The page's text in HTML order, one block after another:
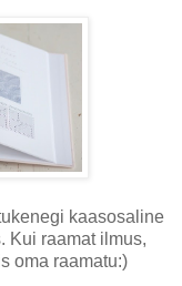
kaasosaline
Kui raamat ilmus,
oma raamatu:)